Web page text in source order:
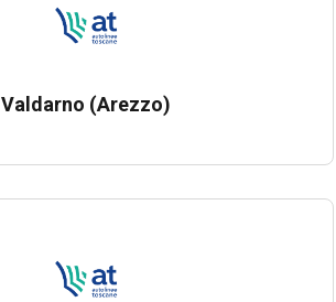
Valdarno (Arezzo)